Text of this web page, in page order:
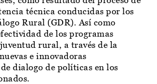
técnica conducidas por los
Rural (GDR). Así como
de los programas
rural, a través de la
e innovadoras
dialogo de políticas en los